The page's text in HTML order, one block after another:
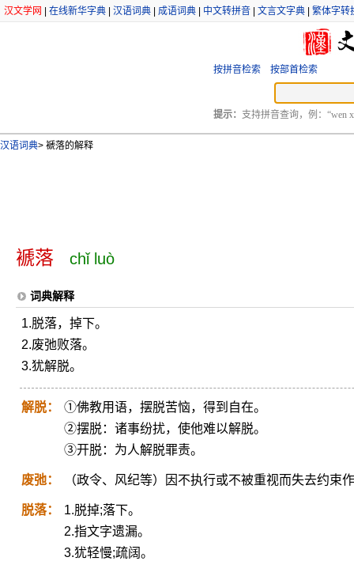
汉文学网 在线新华字典 汉语词典 成语词典 中文转拼音 文言文字典 繁体字转
按拼音检索 按部首检索
提示： 支持拼音查询，例：“wen
汉语词典> 褫落的解释
褫落 chǐ luò
词典解释
1.脱落，掉下。
2.废弛败落。
3.犹解脱。
解脱：
①佛教用语，摆脱苦恼，得到自在。
②摆脱：诸事纷扰，使他难以解脱。
③开脱：为人解脱罪责。
废弛： （政令、风纪等）因不执行或不被重视而失去约束
脱落：
1.脱掉;落下。
2.指文字遗漏。
3.犹轻慢;疏阔。